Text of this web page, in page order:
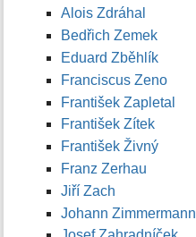
Alois Zdráhal
Bedřich Zemek
Eduard Zběhlík
Franciscus Zeno
František Zapletal
František Zítek
František Živný
Franz Zerhau
Jiří Zach
Johann Zimmermann